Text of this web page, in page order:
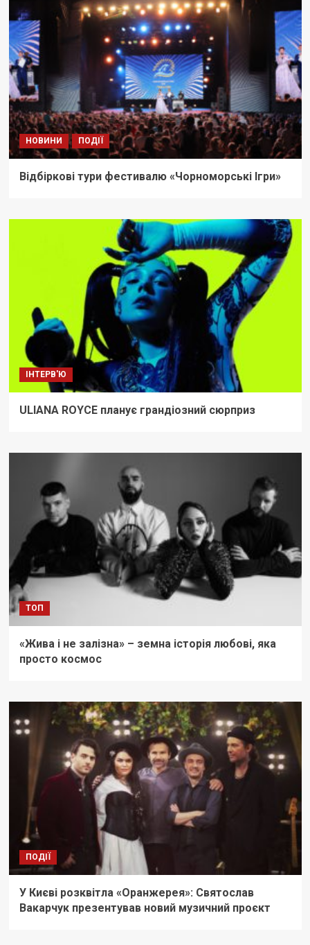
НОВИНИ ПОДІЇ
Відбіркові тури фестивалю «Чорноморські Ігри»
ІНТЕРВ'Ю
ULIANA ROYCE планує грандіозний сюрприз
ТОП
«Жива і не залізна» – земна історія любові, яка
просто космос
ПОДІЇ
У Києві розквітла «Оранжерея»: Святослав
Вакарчук презентував новий музичний проєкт